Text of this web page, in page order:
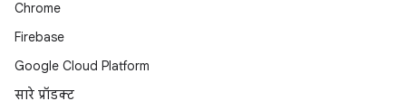
Chrome
Firebase
Google Cloud Platform
सारे प्रॉडक्ट